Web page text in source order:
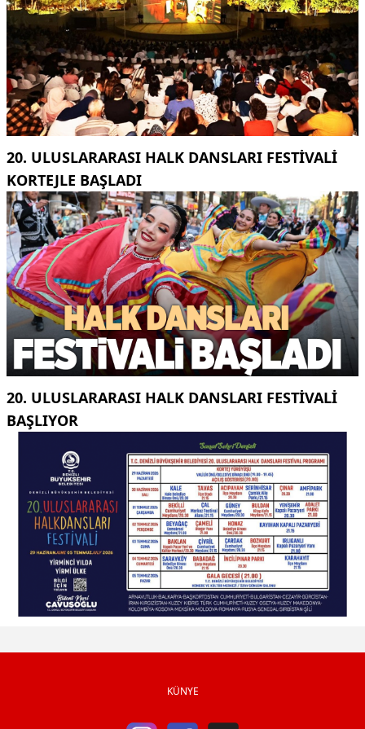
20. ULUSLARARASI HALK DANSLARI FESTIVALI
KORTEJLE BAŞLADI
20. ULUSLARARASI HALK DANSLARI FESTIVALI
BAŞLIYOR
KÜNYE